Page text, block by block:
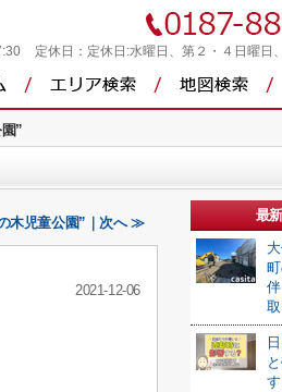
定休日： 定休日:水曜日、第２・４日曜日
”
木児童公園”｜次へ ≫
2021-12-06
最